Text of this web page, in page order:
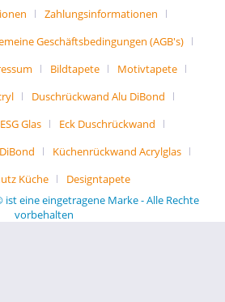
Zahlungsinformationen
Geschäftsbedingungen (AGB's)
Bildtapete
Motivtapete
Duschrückwand Alu DiBond
Glas
Eck Duschrückwand
Küchenrückwand Acrylglas
Küche
Designtapete
eine eingetragene Marke - Alle Rechte
vorbehalten